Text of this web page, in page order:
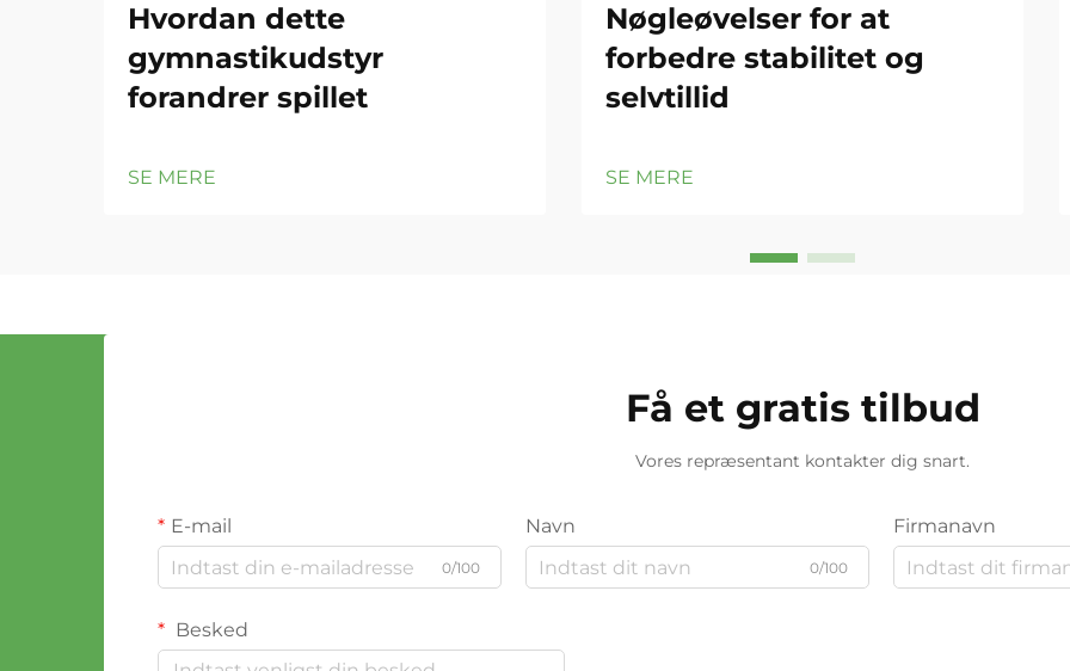
Hvordan dette
gymnastikudstyr
forandrer spillet
SE MERE
Nøgleøvelser for at
forbedre stabilitet og
selvtillid
SE MERE
Få et gratis tilbud
Vores repræsentant kontakter dig snart.
E-mail
0/100
Navn
0/100
Firmanavn
Besked